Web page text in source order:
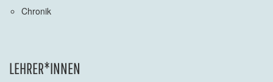
Chronik
LEHRER*INNEN